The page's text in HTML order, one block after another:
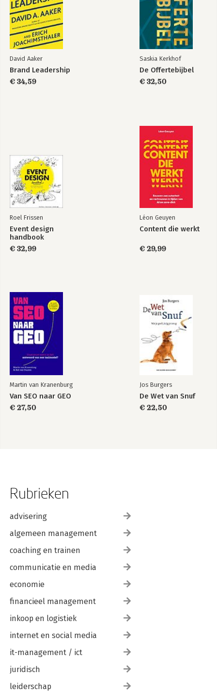
David Aaker
Brand Leadership
€ 34,59
Saskia Kerkhof
De Offertebijbel
€ 32,50
Roel Frissen
Event design
handbook
€ 32,99
Léon Geuyen
Content die werkt
€ 29,99
Martin van Kranenburg
Van SEO naar GEO
€ 27,50
Jos Burgers
De Wet van Snuf
€ 22,50
Rubrieken
advisering
algemeen management
coaching en trainen
communicatie en media
economie
financieel management
inkoop en logistiek
internet en social media
it-management / ict
juridisch
leiderschap